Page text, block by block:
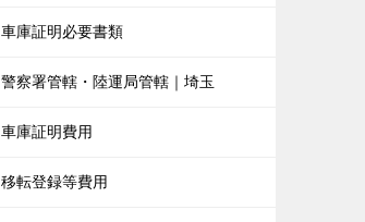
車庫証明必要書類
警察署管轄・陸運局管轄｜埼玉
車庫証明費用
移転登録等費用